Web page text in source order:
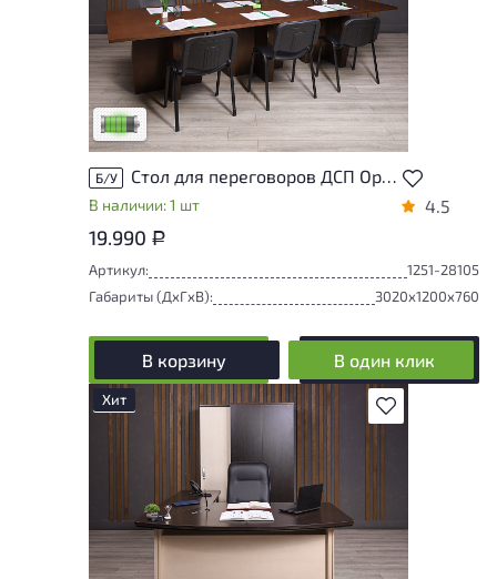
У товара присутствуют незначительные
следы эксплуатации, не влияющие на
удобство его использования
Низкая степень износа
Б/У
В наличии: 1 шт 4.5
19.990 Р
Артикул:
1251-28105
Габариты (ДxГxВ):
3020x1200x760
В корзину В один клик
В избранное
Хит
Состояние товара приближено к новому,
могут присутствовать незначительные
следы эксплуатации